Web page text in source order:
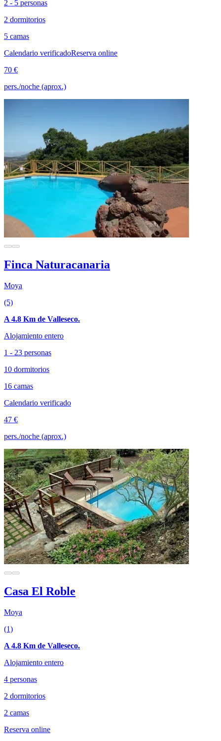
2 - 5 personas
2 dormitorios
5 camas
Calendario verificadoReserva online
70 €
pers./noche (aprox.)
Finca Naturacanaria
Moya
(5)
A 4.8 Km de Valleseco.
Alojamiento entero
1 - 23 personas
10 dormitorios
16 camas
Calendario verificado
47 €
pers./noche (aprox.)
Casa El Roble
Moya
(1)
A 4.8 Km de Valleseco.
Alojamiento entero
4 personas
2 dormitorios
2 camas
Reserva online